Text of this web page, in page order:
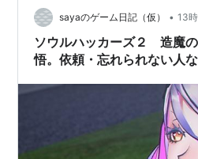
sayaのゲーム日記（仮） • 13
ソウルハッカーズ２ 造魔
悟。依頼・忘れられない人
イジングサン、飛竜の槍、
スの盾の所持数が９９個に